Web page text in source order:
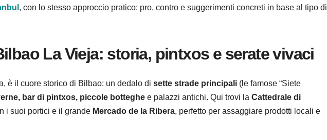
, con lo stesso approccio pratico: pro, contro e suggerimenti concreti in base al tipo di
La Vieja: storia, pintxos e serate vivaci
è il cuore storico di Bilbao: un dedalo di sette strade principali (le famose “Siete
bar di pintxos, piccole botteghe e palazzi antichi. Qui trovi la Cattedrale di
i suoi portici e il grande Mercado de la Ribera, perfetto per assaggiare prodotti locali e